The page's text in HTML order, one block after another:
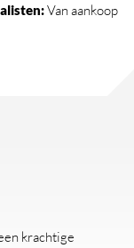
Van aankoop
krachtige